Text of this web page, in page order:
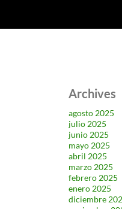
Archives
agosto 2025
julio 2025
junio 2025
mayo 2025
abril 2025
marzo 2025
febrero 2025
enero 2025
diciembre